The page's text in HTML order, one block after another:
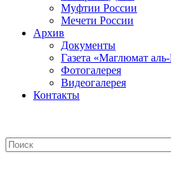
Муфтии России
Мечети России
Архив
Документы
Газета «Маглюмат аль-
Фотогалерея
Видеогалерея
Контакты